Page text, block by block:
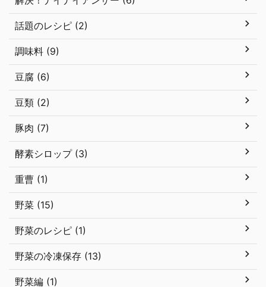
話題のレシピ (2)
調味料 (9)
豆腐 (6)
豆類 (2)
豚肉 (7)
酵素シロップ (3)
重曹 (1)
野菜 (15)
野菜のレシピ (1)
野菜の冷凍保存 (13)
野菜編 (1)